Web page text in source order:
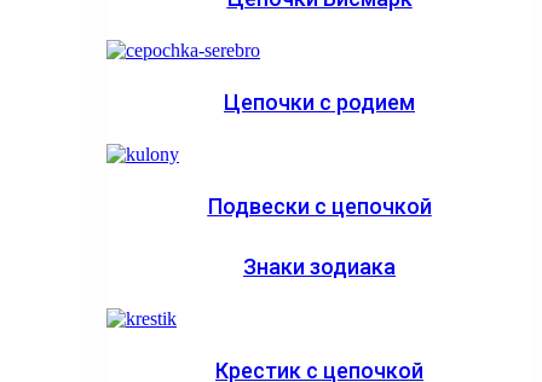
Цепочки с родием
Подвески с цепочкой
Знаки зодиака
Крестик с цепочкой